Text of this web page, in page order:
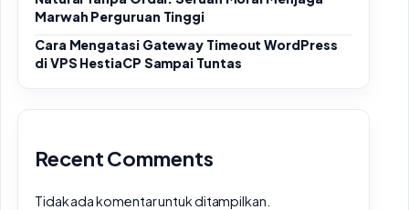
Marwah Perguruan Tinggi
Cara Mengatasi Gateway Timeout WordPress
di VPS HestiaCP Sampai Tuntas
Recent Comments
Tidak ada komentar untuk ditampilkan.